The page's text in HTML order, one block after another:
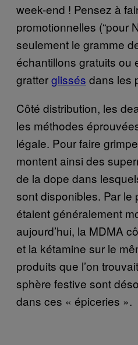
week-end ! Pensez à
promotionnelles (“pour
seulement le gramme
échantillons gratuits ou
gratterglissés dans les
Côté distribution, les
les méthodes
légale. Pour faire
montent ainsi des
de la dope dans
sont disponibles. Par le
étaient généralement
aujourd’hui, la MDMA
et la kétamine sur le
produits que l’on
sphère festive sont
dans ces « épiceries ».